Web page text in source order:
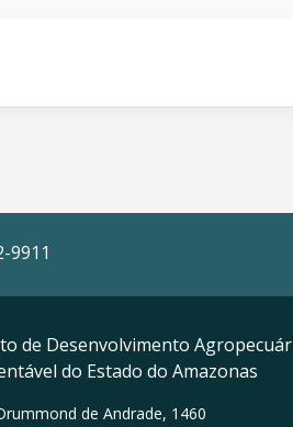
9911
de Desenvolvimento
do Estado do Amazonas
de Andrade, 1460